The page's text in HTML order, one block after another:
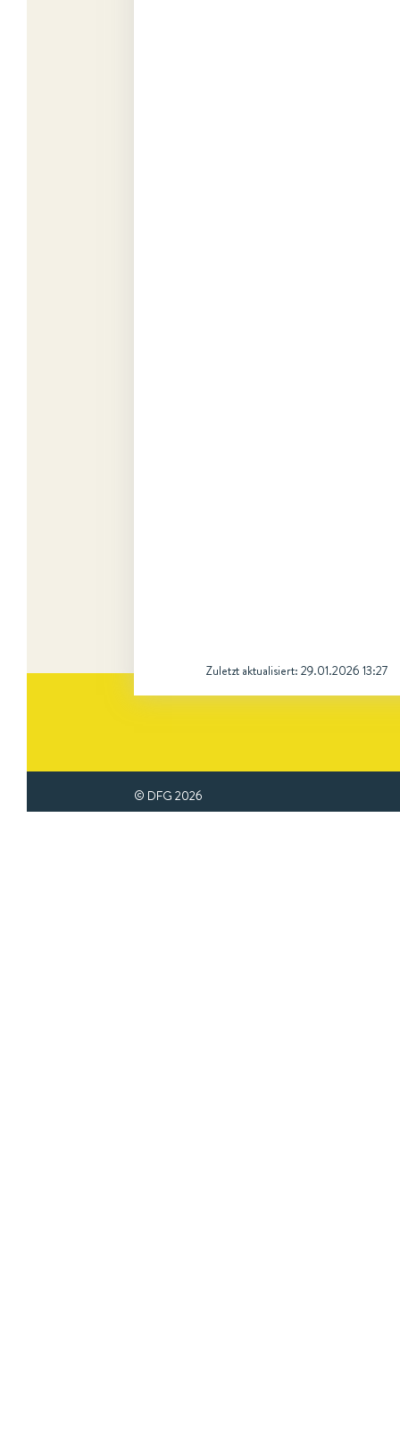
Zuletzt aktualisiert: 29.01.2026 13:27
© DFG 2026